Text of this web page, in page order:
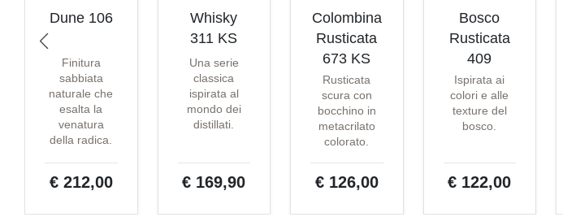
Dune 106
Finitura
sabbiata
naturale che
esalta la
venatura
della radica.
€ 212,00
Whisky
311 KS
Una serie
classica
ispirata al
mondo dei
distillati.
€ 169,90
Colombina
Rusticata
673 KS
Rusticata
scura con
bocchino in
metacrilato
colorato.
€ 126,00
Bosco
Rusticata
409
Ispirata ai
colori e alle
texture del
bosco.
€ 122,00